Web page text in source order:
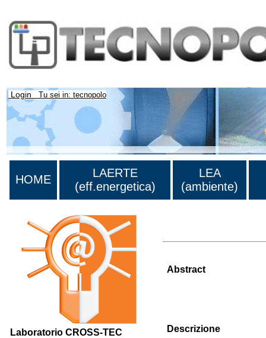
Login Tu sei in: tecnopolo
HOME
LAERTE
(eff.energetica)
LEA
(ambiente)
Laboratorio CROSS-TEC
Abstract
Descrizione